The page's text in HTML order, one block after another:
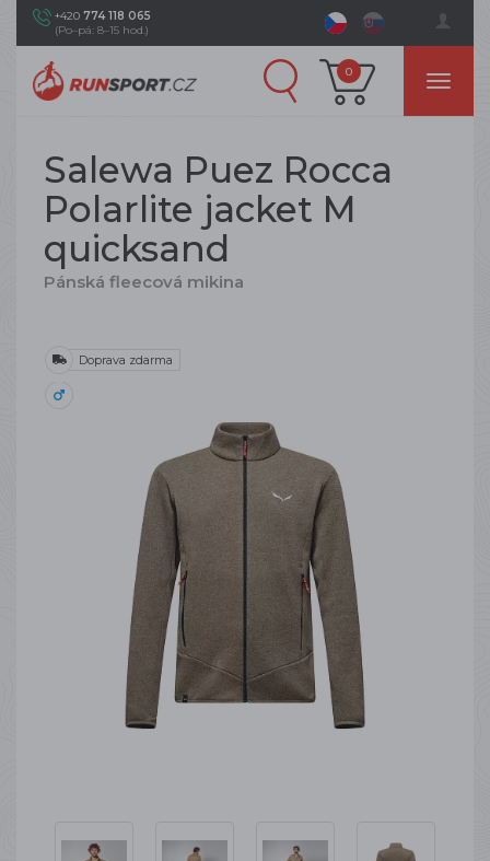
+420 774 118 065
(Po–pá: 8–15 hod.)
0
Salewa Puez Rocca
Polarlite jacket M
quicksand
Pánská fleecová mikina
Doprava zdarma